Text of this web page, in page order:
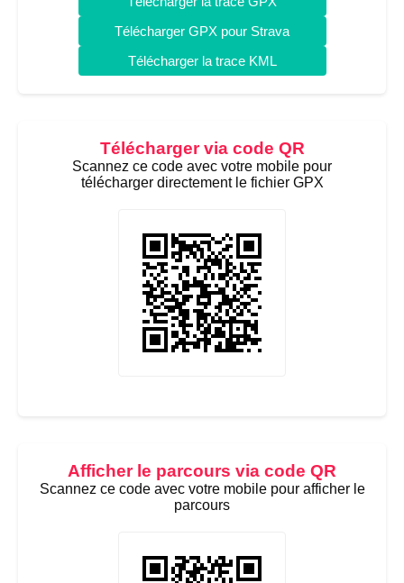
Télécharger GPX pour Strava
Télécharger la trace KML
Télécharger via code QR
Scannez ce code avec votre mobile pour
télécharger directement le fichier GPX
Afficher le parcours via code QR
Scannez ce code avec votre mobile pour afficher le
parcours